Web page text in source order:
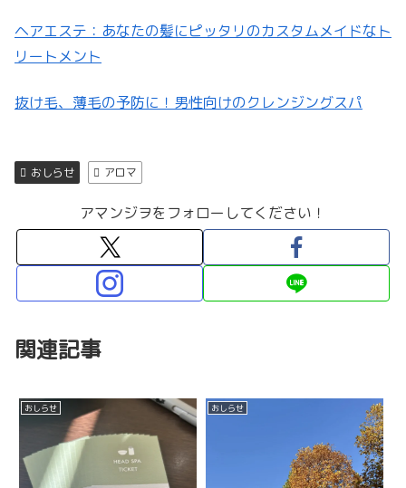
ヘアエステ：あなたの髪にピッタリのカスタムメイドなト
リートメント
抜け毛、薄毛の予防に！男性向けのクレンジングスパ
おしらせ アロマ
アマンジヲをフォローしてください！
関連記事
おしらせ おしらせ